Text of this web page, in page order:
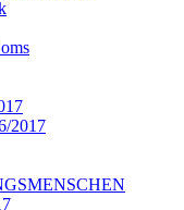
2017